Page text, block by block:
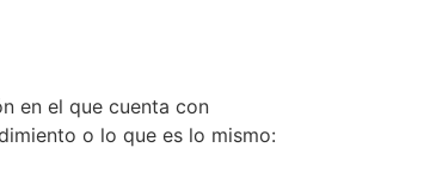
en el que cuenta con
o lo que es lo mismo: